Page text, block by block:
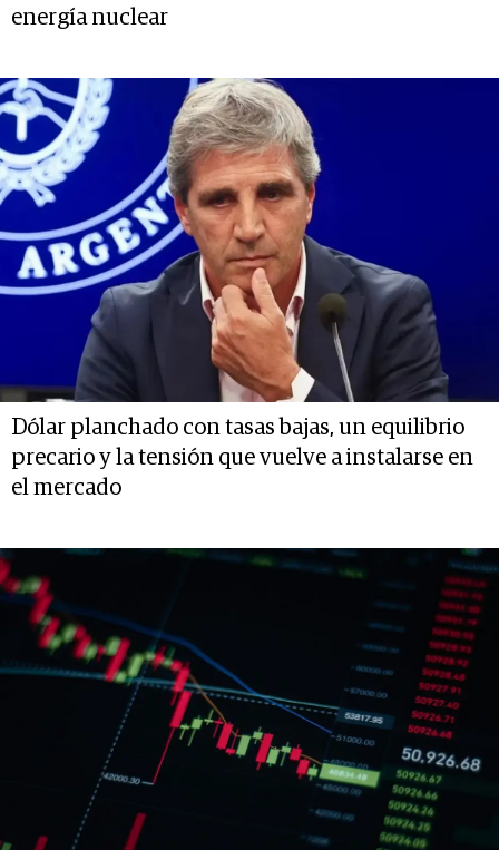
energía nuclear
Dólar planchado con tasas bajas, un equilibrio
precario y la tensión que vuelve a instalarse en
el mercado